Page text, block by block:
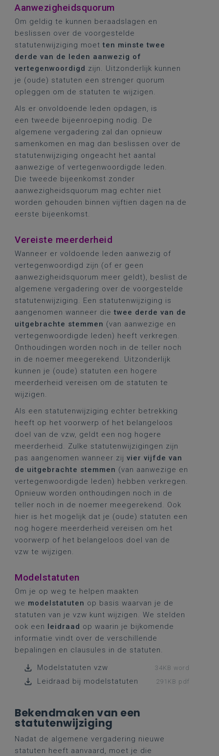
Aanwezigheidsquorum
Om geldig te kunnen beraadslagen en
beslissen over de voorgestelde
statutenwijziging moetten minste twee
derde van de leden aanwezig of
vertegenwoordigd zijn. Uitzonderlijk kunnen
je (oude) statuten een strenger quorum
opleggen om de statuten te wijzigen.
Als er onvoldoende leden opdagen, is
een tweede bijeenroeping nodig. De
algemene vergadering zal dan opnieuw
samenkomen en mag dan beslissen over de
statutenwijziging ongeacht het aantal
aanwezige of vertegenwoordigde leden.
Die tweede bijeenkomst zonder
aanwezigheidsquorum mag echter niet
worden gehouden binnen vijftien dagen na de
eerste bijeenkomst.
Vereiste meerderheid
Wanneer er voldoende leden aanwezig of
vertegenwoordigd zijn (of er geen
aanwezigheidsquorum meer geldt), beslist de
algemene vergadering over de voorgestelde
statutenwijziging. Een statutenwijziging is
aangenomen wanneer dietwee derde van de
uitgebrachte stemmen (van aanwezige en
vertegenwoordigde leden) heeft verkregen.
Onthoudingen worden noch in de teller noch
in de noemer meegerekend. Uitzonderlijk
kunnen je (oude) statuten een hogere
meerderheid vereisen om de statuten te
wijzigen.
Als een statutenwijziging echter betrekking
heeft op het voorwerp of het belangeloos
doel van de vzw, geldt een nog hogere
meerderheid. Zulke statutenwijzigingen zijn
pas aangenomen wanneer zij vier vijfde van
de uitgebrachte stemmen (van aanwezige en
vertegenwoordigde leden) hebben verkregen.
Opnieuw worden onthoudingen noch in de
teller noch in de noemer meegerekend. Ook
hier is het mogelijk dat je (oude) statuten een
nog hogere meerderheid vereisen om het
voorwerp of het belangeloos doel van de
vzw te wijzigen.
Modelstatuten
Om je op weg te helpen maakten
we modelstatuten op basis waarvan je de
statuten van je vzw kunt wijzigen. We stelden
ook een leidraad op waarin je bijkomende
informatie vindt over de verschillende
bepalingen en clausules in de statuten.
Modelstatuten vzw
34KB word
Leidraad bij modelstatuten 291KB pdf
Bekendmaken van een
statutenwijziging
Nadat de algemene vergadering nieuwe
statuten heeft aanvaard, moet je die